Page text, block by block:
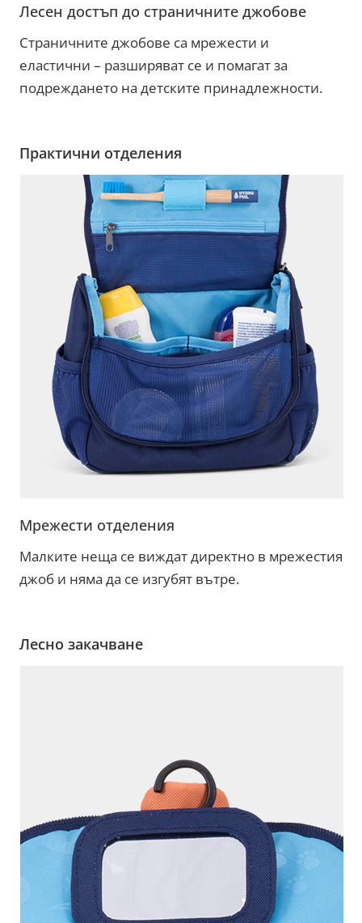
Лесен достъп до страничните джобове
Страничните джобове са мрежести и
еластични – разширяват се и помагат за
подреждането на детските принадлежности.
Практични отделения
Мрежести отделения
Малките неща се виждат директно в мрежестия
джоб и няма да се изгубят вътре.
Лесно закачване